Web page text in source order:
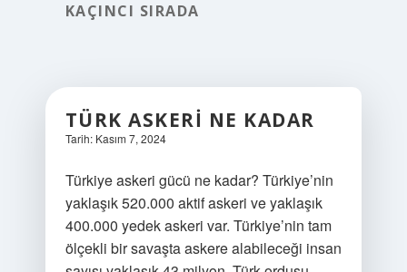
KAÇINCI SIRADA
TÜRK ASKERI NE KADAR
Tarih: Kasım 7, 2024
Türkiye askeri gücü ne kadar? Türkiye’nin
yaklaşık 520.000 aktif askeri ve yaklaşık
400.000 yedek askeri var. Türkiye’nin tam
ölçekli bir savaşta askere alabileceği insan